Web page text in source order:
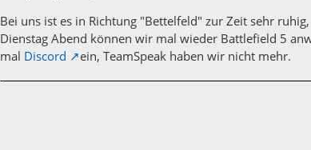
Bei uns ist es in Richtung "Bettelfeld" zur Zeit sehr
Dienstag Abend können wir mal wieder Battlefield 5
mal Discord ein, TeamSpeak haben wir nicht mehr.